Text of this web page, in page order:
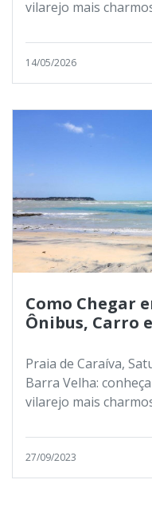
vilarejo mais
14/05/2026
Como Chegar
Ônibus, Carro
Praia de Caraíva,
Barra Velha:
vilarejo mais
27/09/2023